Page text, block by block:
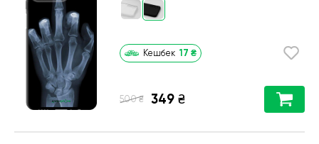
Кешбек 17 ₴
500 ₴ 349 ₴